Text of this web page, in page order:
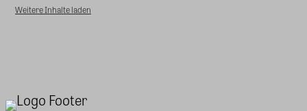
Weitere Inhalte laden